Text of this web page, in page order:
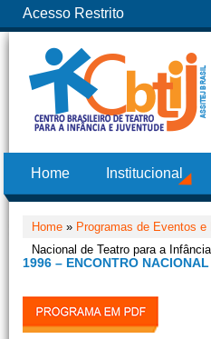
Acesso Restrito
Home Institucional
Home » Programas de Eventos e
Nacional de Teatro para a
1996 – ENCONTRO